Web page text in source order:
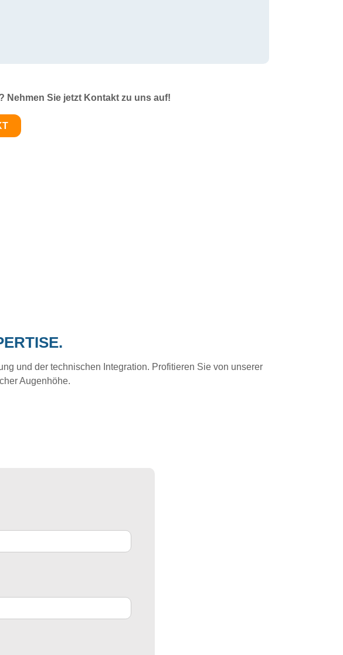
Nehmen Sie jetzt Kontakt zu uns auf!
und der technischen Integration. Profitieren Sie von unserer
Augenhöhe.